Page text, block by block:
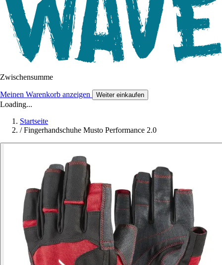
Zwischensumme
Meinen Warenkorb anzeigen Weiter einkaufen
Loading...
Startseite
/ Fingerhandschuhe Musto Performance 2.0